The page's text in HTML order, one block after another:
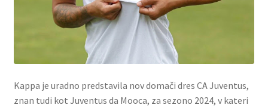
Kappa je uradno predstavila nov domači dres CA Juventus,
znan tudi kot Juventus da Mooca, za sezono 2024, v kateri